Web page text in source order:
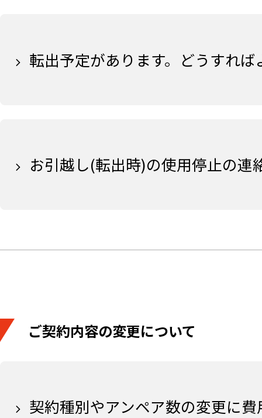
転出予定があります。どうすれば
お引越し(転出時)の使用停止の
ご契約内容の変更について
契約種別やアンペア数の変更に